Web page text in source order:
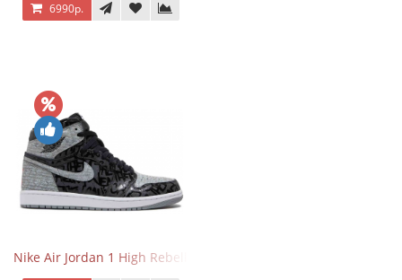
6990р.
Nike Air Jordan 1 High Rebellionaire